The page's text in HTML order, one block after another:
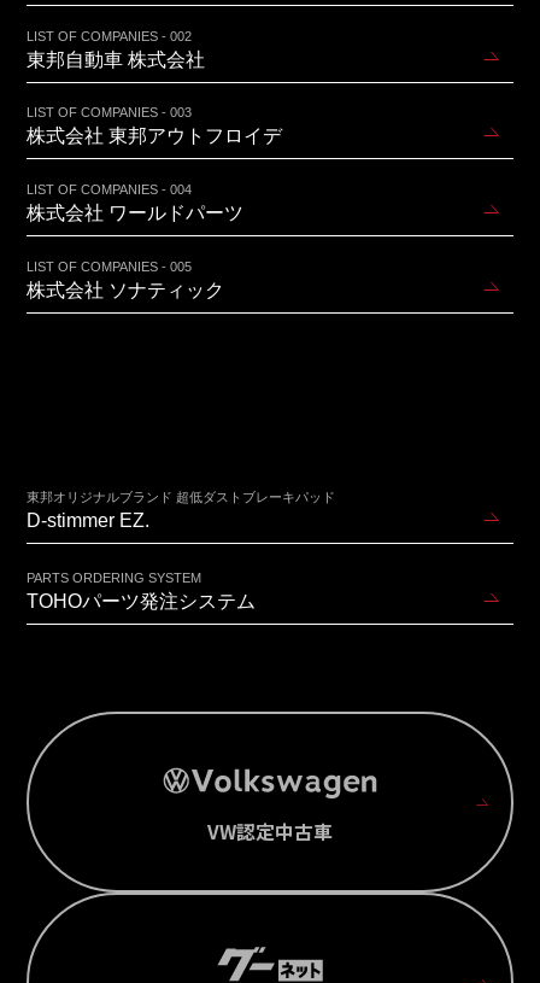
LIST OF COMPANIES - 002
東邦自動車 株式会社
LIST OF COMPANIES - 003
株式会社 東邦アウトフロイデ
LIST OF COMPANIES - 004
株式会社 ワールドパーツ
LIST OF COMPANIES - 005
株式会社 ソナティック
東邦オリジナルブランド 超低ダストブレーキパッド
D-stimmer EZ.
PARTS ORDERING SYSTEM
TOHOパーツ発注システム
VW認定中古車